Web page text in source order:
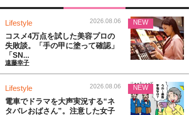
Lifestyle 2026.08.06
コスメ4万点を試した美容プロの
失敗談。「手の甲に塗って確認」
「SN...
遠藤幸子
NEW
Lifestyle 2026.08.06
電車でドラマを大声実況する“ネ
タバレおばさん”。注意した女子
NEW